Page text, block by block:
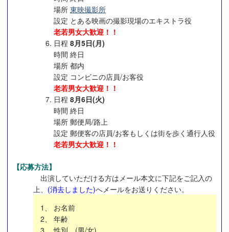
場所 東映撮影所
設定 とある映画の撮影現場のエキストラ役
老若男女大歓迎！！
日程 8月5日(月)
時間 終日
場所 都内
設定 コンビニの店員/お客役
老若男女大歓迎！！
日程 8月6日(火)
時間 終日
場所 郵便局/路上
設定 郵便客の店員/お客もしくは街を歩く通行人役
老若男女大歓迎！！
【応募方法】
出演していただける方はメール本文に下記をご記入の
上、 (消去しました)へメールをお送りください。
1、 お名前
2、 年齢